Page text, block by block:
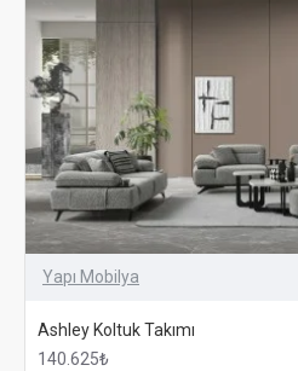
Yapı Mobilya
Ashley Koltuk Takımı
140.625₺